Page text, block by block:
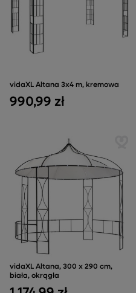
vidaXL Altana 3x4 m, kremowa
990,99 zł
vidaXL Altana, 300 x 290 cm,
biała, okrągła